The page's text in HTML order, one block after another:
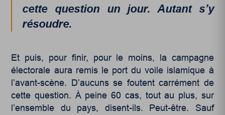
cette question un jour. Autant s’y
résoudre.
Et puis, pour finir, pour le moins, la campagne
électorale aura remis le port du voile islamique à
l’avant-scène. D’aucuns se foutent carrément de
cette question. À peine 60 cas, tout au plus, sur
l’ensemble du pays, disent-ils. Peut-être. Sauf